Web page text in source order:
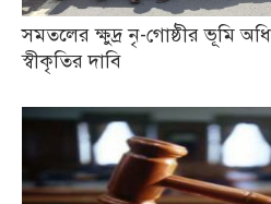
সমতলের ক্ষুদ্র নৃ-গোষ্ঠীর ভূমি
স্বীকৃতির দাবি